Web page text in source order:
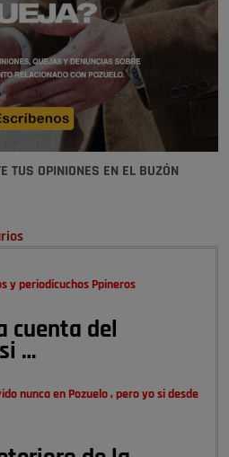
TUS OPINIONES EN EL BUZÓN
y periodicuchos Ppineros
cuenta del
…
nunca en Pozuelo , pero yo si desde